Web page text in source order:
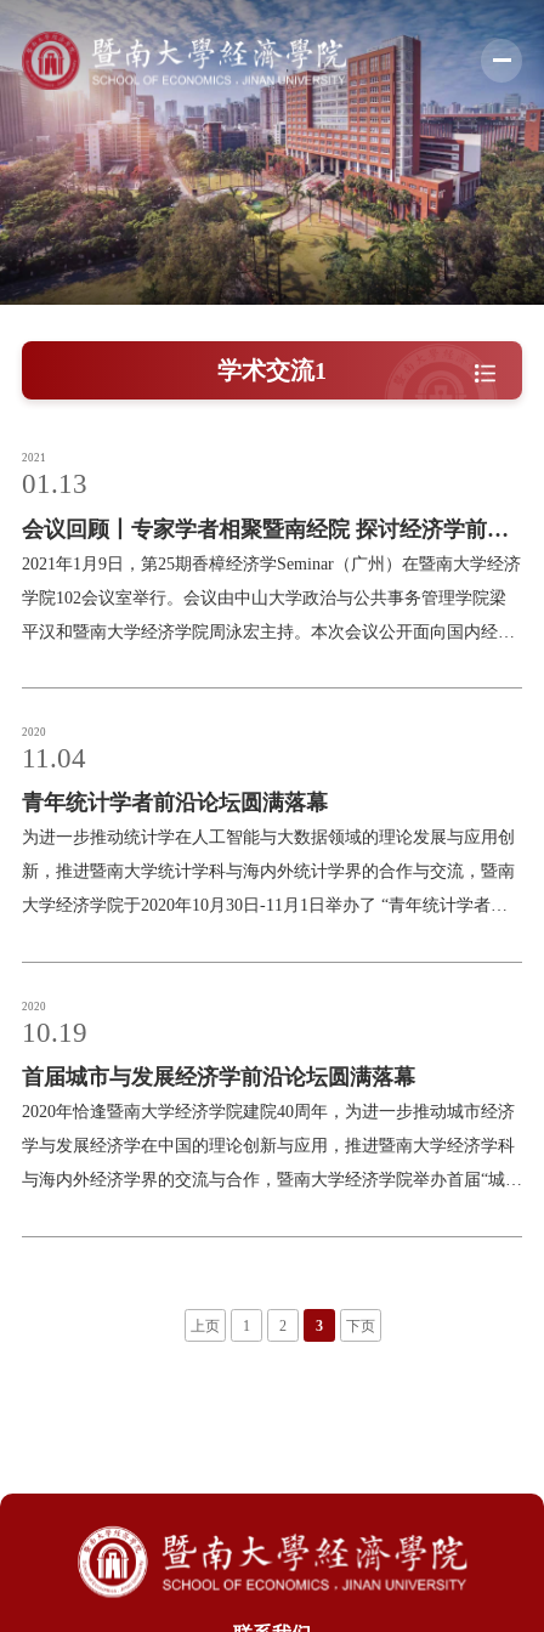
学院概况
新闻中心
师资队伍
科学研究
教学培养
学院党建
校友服务
学生 访客 招聘 校友 教职工
学术交流1
2021
01.13
会议回顾丨专家学者相聚暨南经院 探讨经济学前沿
问题
2021年1月9日，第25期香樟经济学Seminar（广州）在暨南大学经济
学院102会议室举行。会议由中山大学政治与公共事务管理学院梁
平汉和暨南大学经济学院周泳宏主持。本次会议公开面向国内经济
交流，同时也开放了腾讯会议通道，吸引了80余人线上参会。会议
中，汇报人与线下和线上参会专家学者进行了热烈的讨论，就经济
学前沿问题和最新研究成果进行深入的交流。与会人员合影6篇汇
报交流的论文简介北京大学新结构经济学研究院助理研究员王可第
就《经济增长目标赶超与企业创新质量——基于官员考核机制及其
变迁的视角》一文进行线上汇报。文章利用历年市级政府工作报告
机制中胜出，会以上级政府及同一省内的其他城市设定的经济增长
目标为参照系进行赶超，并以强约束的形式设定更高的经济增长目
标。经济增长目标上的赶超行为显著抑制了企业的创新质量；官员
考核质量的变革显著改变了经济增长目标与企业创新质量之
2020
11.04
青年统计学者前沿论坛圆满落幕
为进一步推动统计学在人工智能与大数据领域的理论发展与应用创
新，推进暨南大学统计学科与海内外统计学界的合作与交流，暨南
大学经济学院于2020年10月30日-11月1日举办了 “青年统计学者前
术大学、上海交通大学、东北师范大学、华东师范大学、西南财经
大学、南京审计大学和省内的中山大学、华南理工大学、广州大学
深圳大学等30多个单位的专家学者齐聚一堂，共同探讨人工智能与
大数据时代统计学面临的机遇与挑战。论坛开幕式由经济学院副院
长郑贤主持。暨南大学副校长王兵教授、经济学院院长和经济与社
会研究院院长冯帅章教授出席会议并先后致辞，分别代表学校和学
长亮教授，清华大学的邓柯教授，中国科学院数学与系统科学研究
院的李启寨教授，中国人民大学的朱利平教授，中国科学技术大学
2020
10.19
首届城市与发展经济学前沿论坛圆满落幕
2020年恰逢暨南大学经济学院建院40周年，为进一步推动城市经济
学与发展经济学在中国的理论创新与应用，推进暨南大学经济学科
与海内外经济学界的交流与合作，暨南大学经济学院举办首届“城市
交通大学、厦门大学、中山大学、北京师范大学、湖南大学、东南
后致辞，他们代表学校和学院向各位专家学者表示热烈的欢迎和诚
挚的感谢，以及对暨南大学经济学科的发展历史和现状进行了简要
的介绍。（王兵副校长致辞）（冯帅章院长致辞）开幕式后，大会
上页 1 2 3 下页